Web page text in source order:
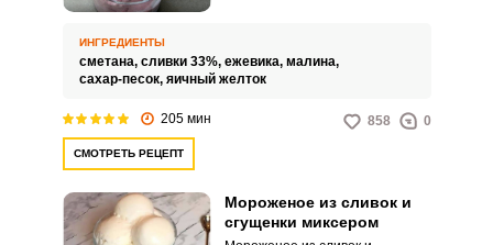
займет почетное место среди
угощений для всех членов
ИНГРЕДИЕНТЫ
сметана, сливки 33%, ежевика, малина,
сахар-песок, яичный желток
205 мин 858 0
СМОТРЕТЬ РЕЦЕПТ
Мороженое из сливок и
сгущенки миксером